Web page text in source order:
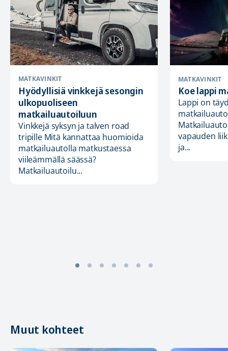
MATKAVINKIT
Hyödyllisiä vinkkejä sesongin
ulkopuoliseen
matkailuautoiluun
Vinkkejä syksyn ja talven road
tripille Mitä kannattaa huomioida
matkailuautolla matkustaessa
viileämmällä säässä?
Matkailuautoilu...
MATKAVINKIT
Koe lappi
Lappi on
vapauden
ja...
Muut kohteet